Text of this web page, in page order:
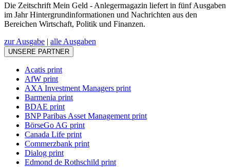
Die Zeitschrift Mein Geld - Anlegermagazin liefert in fünf Ausgaben
im Jahr Hintergrundinformationen und Nachrichten aus den
Bereichen Wirtschaft, Politik und Finanzen.
zur Ausgabe | alle Ausgaben
UNSERE PARTNER
Acatis print
AfW print
AXA Investment Managers print
Barmenia print
BDAE print
BNP Paribas Asset Management print
BörseGo AG print
Canada Life print
Commerzbank print
Dialog print
Edmond de Rothschild print